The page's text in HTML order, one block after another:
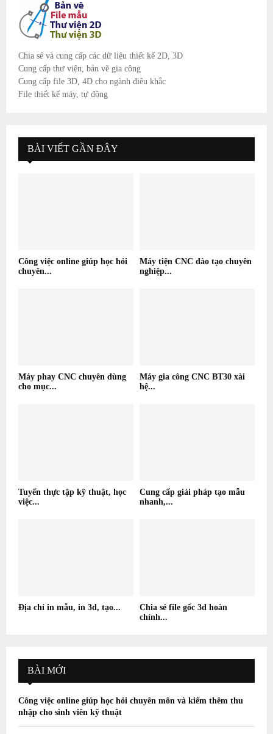
Chia sẻ và cung cấp các dữ liệu thiết kế 2D, 3D
Cung cấp thư viện, bản vẽ gia công
Cung cấp file 3D, 4D cho ngành điêu khắc
File thiết kế máy, tự động
BÀI VIẾT GẦN ĐÂY
Công việc online giúp học hỏi
chuyên...
Máy tiện CNC đào tạo chuyên
nghiệp...
Máy phay CNC chuyên dùng
cho mục...
Máy gia công CNC BT30 xài
hệ...
Tuyển thực tập kỹ thuật, học
việc...
Cung cấp giải pháp tạo mẫu
nhanh,...
Địa chỉ in mẫu, in 3d, tạo...
Chia sẻ file gốc 3d hoàn
chỉnh...
BÀI MỚI
Công việc online giúp học hỏi chuyên môn và kiếm thêm thu
nhập cho sinh viên kỹ thuật